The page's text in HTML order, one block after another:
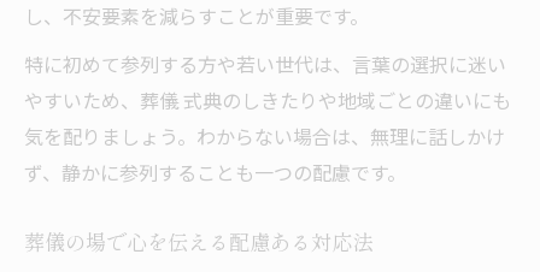
し、不安要素を減らすことが重要です。
特に初めて参列する方や若い世代は、言葉の選択に迷い
やすいため、葬儀 式典のしきたりや地域ごとの違いにも
気を配りましょう。わからない場合は、無理に話しかけ
ず、静かに参列することも一つの配慮です。
葬儀の場で心を伝える配慮ある対応法